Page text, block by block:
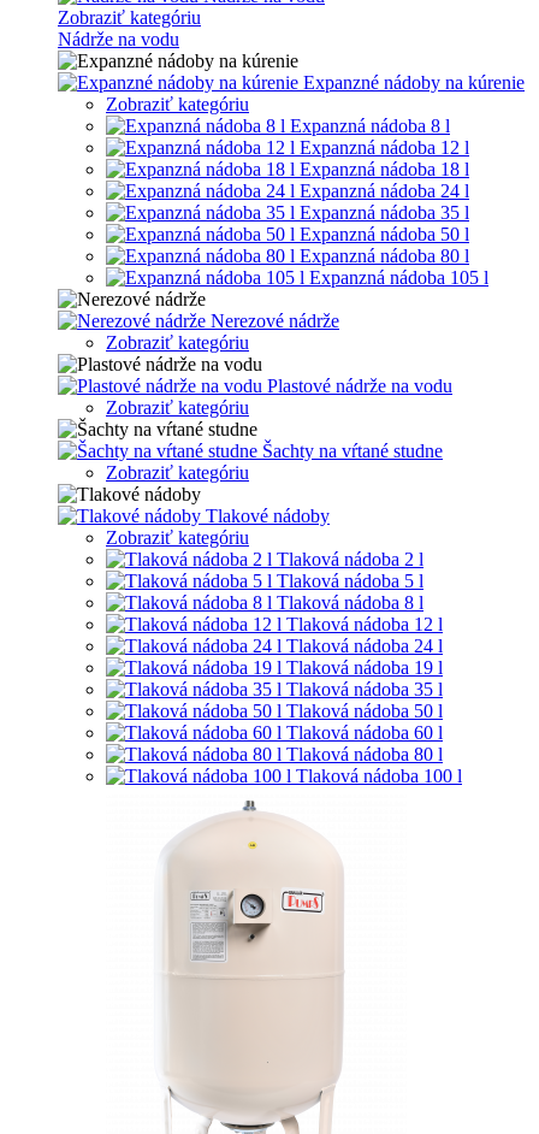
Zobraziť kategóriu
Nádrže na vodu
Expanzné nádoby na kúrenie
Zobraziť kategóriu
Expanzná nádoba 8 l
Expanzná nádoba 12 l
Expanzná nádoba 18 l
Expanzná nádoba 24 l
Expanzná nádoba 35 l
Expanzná nádoba 50 l
Expanzná nádoba 80 l
Expanzná nádoba 105 l
Nerezové nádrže
Zobraziť kategóriu
Plastové nádrže na vodu
Zobraziť kategóriu
Šachty na vŕtané studne
Zobraziť kategóriu
Tlakové nádoby
Zobraziť kategóriu
Tlaková nádoba 2 l
Tlaková nádoba 5 l
Tlaková nádoba 8 l
Tlaková nádoba 12 l
Tlaková nádoba 24 l
Tlaková nádoba 19 l
Tlaková nádoba 35 l
Tlaková nádoba 50 l
Tlaková nádoba 60 l
Tlaková nádoba 80 l
Tlaková nádoba 100 l